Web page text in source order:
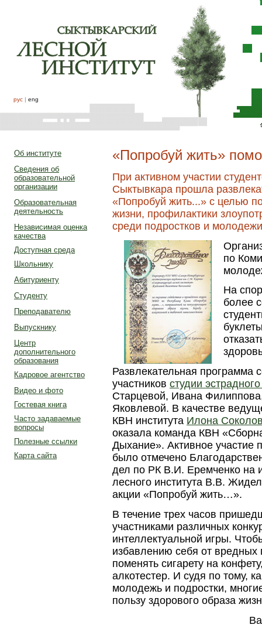
рус | eng
Об институте
Сведения об
образовательной
организации
Образовательная
деятельность
Независимая оценка
качества
Доступная среда
Школьнику
Абитуриенту
Студенту
Преподавателю
Выпускнику
Центр
дополнительного
образования
Кадровое агентство
Видео и фото
Гостевая книга
Часто задаваемые
вопросы
Полезные ссылки
Карта сайта
«Попробуй жить»
При активном участии
Сыктывкара прошла
«Попробуй жить...» с целью
жизни, профилактики
среди подростков и
по
На
более
Развлекательная программа
участников студии
Старцевой, Ивана
Яковлевой. В качестве
КВН института Илона
оказала команда КВН
Дыхание». Активное участие
было отмечено
дел по РК В.И. Еремченко на
лесного института В.В.
акции «Попробуй жить…».
В течение трех часов
участниками различных
интеллектуальной игры.
избавлению себя от
поменять сигарету на
алкотестер. И судя по тому,
молодежь и подростки,
пользу здорового образа